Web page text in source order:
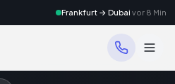
Frankfurt → Dubai vor 8 Min